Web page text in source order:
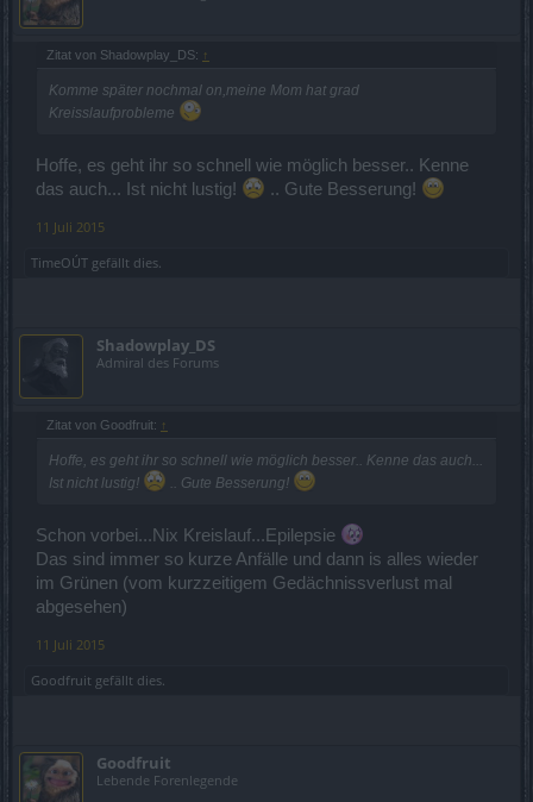
Zitat von Shadowplay_DS: ↑
Komme später nochmal on,meine Mom hat grad
Kreisslaufprobleme
Hoffe, es geht ihr so schnell wie möglich besser.. Kenne
das auch... Ist nicht lustig!
.. Gute Besserung!
11 Juli 2015
TimeOÚT gefällt dies.
Shadowplay_DS
Admiral des Forums
Zitat von Goodfruit: ↑
Hoffe, es geht ihr so schnell wie möglich besser.. Kenne das auch...
Ist nicht lustig!
.. Gute Besserung!
Schon vorbei...Nix Kreislauf...Epilepsie
Das sind immer so kurze Anfälle und dann is alles wieder
im Grünen (vom kurzzeitigem Gedächnissverlust mal
abgesehen)
11 Juli 2015
Goodfruit gefällt dies.
Goodfruit
Lebende Forenlegende